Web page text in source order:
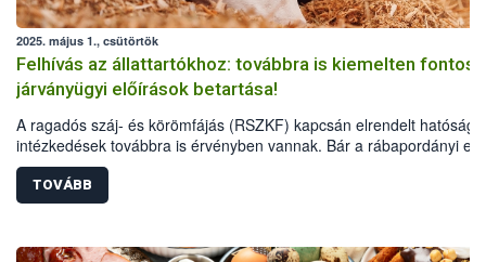
2025. május 1., csütörtök
Felhívás az állattartókhoz: továbbra is kiemelten fontos
járványügyi előírások betartása!
A ragadós száj- és körömfájás (RSZKF) kapcsán elrendelt hatósági
intézkedések továbbra is érvényben vannak. Bár a rábapordányi
óta nem igazoltunk új fertőzést, a vírus rendkívüli ragályossága és
hosszú lappangási ideje miatt továbbra is elengedhetetlen, hogy
állattartó maradéktalanul betartsa az érvényes járványvédelmi
TOVÁBB